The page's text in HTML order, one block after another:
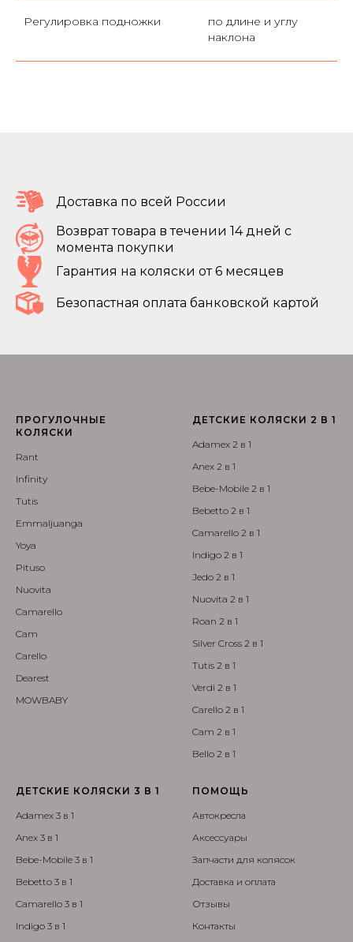
Регулировка подножки
по длине и углу
наклона
Доставка по всей России
Возврат товара в течении 14 дней с
момента покупки
Гарантия на коляски от 6 месяцев
Безопастная оплата банковской картой
ПРОГУЛОЧНЫЕ
КОЛЯСКИ
Rant
Infinity
Tutis
Emmaljuanga
Yoya
Pituso
Nuovita
Camarello
Cam
Carello
Dearest
MOWBABY
ДЕТСКИЕ КОЛЯСКИ 2 В 1
Adamex 2 в 1
Anex 2 в 1
Bebe-Mobile 2 в 1
Bebetto 2 в 1
Camarello 2 в 1
Indigo 2 в 1
Jedo 2 в 1
Nuovita 2 в 1
Roan 2 в 1
Silver Cross 2 в 1
Tutis 2 в 1
Verdi 2 в 1
Carello 2 в 1
Cam 2 в 1
Bello 2 в 1
ДЕТСКИЕ КОЛЯСКИ 3 В 1
Adamex 3 в 1
Anex 3 в 1
Bebe-Mobile 3 в 1
Bebetto 3 в 1
Camarello 3 в 1
Indigo 3 в 1
ПОМОЩЬ
Автокресла
Аксессуары
Запчасти для колясок
Доставка и оплата
Отзывы
Контакты